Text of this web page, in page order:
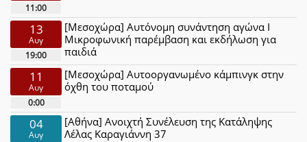
11:00
13
Αυγ
19:00
[Μεσοχώρα] Αυτόνομη συνάντηση αγώνα Ι
Μικροφωνική παρέμβαση και εκδήλωση για
παιδιά
11
Αυγ
0:00
[Μεσοχώρα] Αυτοοργανωμένο κάμπινγκ στην
όχθη του ποταμού
04
Αυγ
[Αθήνα] Ανοιχτή Συνέλευση της Κατάληψης
Λέλας Καραγιάννη 37